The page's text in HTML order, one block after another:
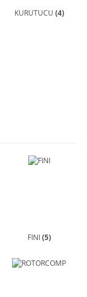
KURUTUCU (4)
FINI(5)